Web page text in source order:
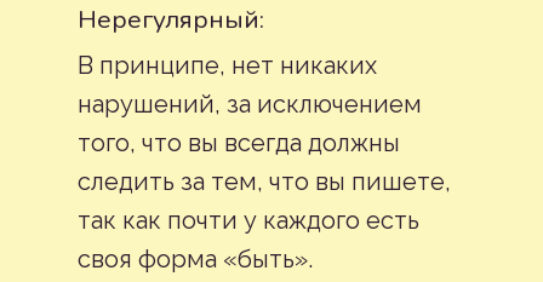
Нерегулярный:
В принципе, нет никаких
нарушений, за исключением
того, что вы всегда должны
следить за тем, что вы пишете,
так как почти у каждого есть
своя форма «быть».